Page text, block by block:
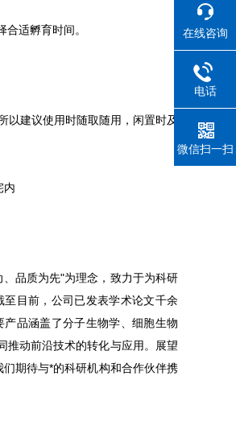
适孵育时间。
建议使用时随取随用，闲置时及
内
品质为先"为理念，致力于为科研
目前，公司已发表学术论文千余
品涵盖了分子生物学、细胞生物
推动前沿技术的转化与应用。展望
期待与*的科研机构和合作伙伴携
在线咨询
电话
微信扫一扫